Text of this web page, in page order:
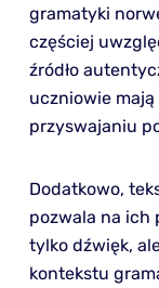
gramatyki
częściej
źródło
uczniowie mają
przyswajaniu
Dodatkowo,
pozwala na ich
tylko dźwięk,
kontekstu